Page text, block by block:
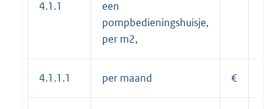
4.1.1
een
pompbedieningshuisje,
per m2,
4.1.1.1 per maand €